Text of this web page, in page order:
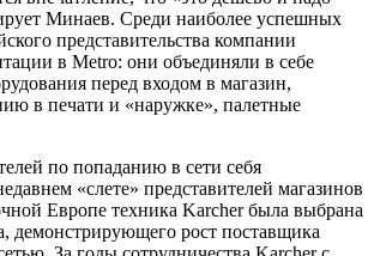
Минаев. Среди наиболее успешных
представительства компании
в Metro: они объединяли в себе
перед входом в магазин,
в печати и «наружке», палетные
по попаданию в сети себя
«слете» представителей магазинов
Европе техника Karcher была выбрана
демонстрирующего рост поставщика